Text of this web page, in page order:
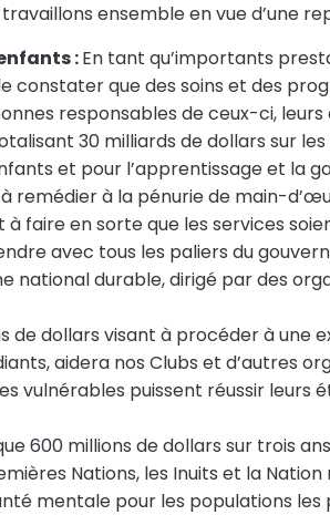
ensemble en vue d’une
:En tant qu’importants
constater que des soins et des
responsables de ceux-ci,
30 milliards de dollars sur
et pour l’apprentissage et la
à la pénurie de main-
faire en sorte que les services
avec tous les paliers du
durable, dirigé par des
de dollars visant à procéder à une
aidera nos Clubs et d’autres
vulnérables puissent réussir leurs
600 millions de dollars sur trois
Nations, les Inuits et la Nation
mentale pour les populations